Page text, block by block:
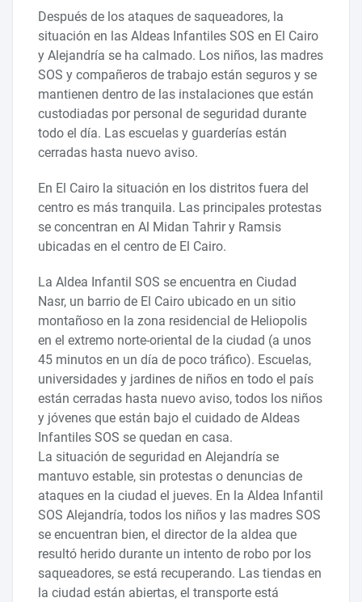
Después de los ataques de saqueadores, la
situación en las Aldeas Infantiles SOS en El Cairo
y Alejandría se ha calmado. Los niños, las madres
SOS y compañeros de trabajo están seguros y se
mantienen dentro de las instalaciones que están
custodiadas por personal de seguridad durante
todo el día. Las escuelas y guarderías están
cerradas hasta nuevo aviso.
En El Cairo la situación en los distritos fuera del
centro es más tranquila. Las principales protestas
se concentran en Al Midan Tahrir y Ramsis
ubicadas en el centro de El Cairo.
La Aldea Infantil SOS se encuentra en Ciudad
Nasr, un barrio de El Cairo ubicado en un sitio
montañoso en la zona residencial de Heliopolis
en el extremo norte-oriental de la ciudad (a unos
45 minutos en un día de poco tráfico). Escuelas,
universidades y jardines de niños en todo el país
están cerradas hasta nuevo aviso, todos los niños
y jóvenes que están bajo el cuidado de Aldeas
Infantiles SOS se quedan en casa.
La situación de seguridad en Alejandría se
mantuvo estable, sin protestas o denuncias de
ataques en la ciudad el jueves. En la Aldea Infantil
SOS Alejandría, todos los niños y las madres SOS
se encuentran bien, el director de la aldea que
resultó herido durante un intento de robo por los
saqueadores, se está recuperando. Las tiendas en
la ciudad están abiertas, el transporte está